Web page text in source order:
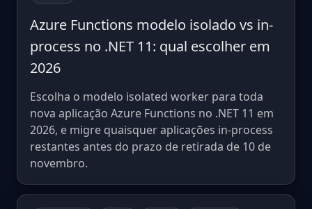
Azure Functions modelo isolado vs in-
process no .NET 11: qual escolher em
2026
Escolha o modelo isolated worker para toda
nova aplicação Azure Functions no .NET 11 em
2026, e migre quaisquer aplicações in-process
restantes antes do prazo de retirada de 10 de
novembro.